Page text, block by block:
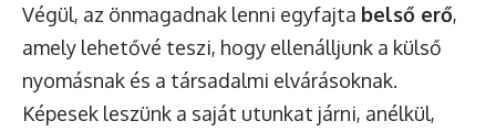
Végül, az önmagadnak lenni egyfajta belső erő,
amely lehetővé teszi, hogy ellenálljunk a külső
nyomásnak és a társadalmi elvárásoknak.
Képesek leszünk a saját utunkat járni, anélkül,